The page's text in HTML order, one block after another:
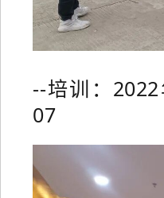
--培训：
07